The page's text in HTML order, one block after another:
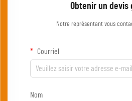
Obtenir un devis
Notre représentant vous
Courriel
Nom